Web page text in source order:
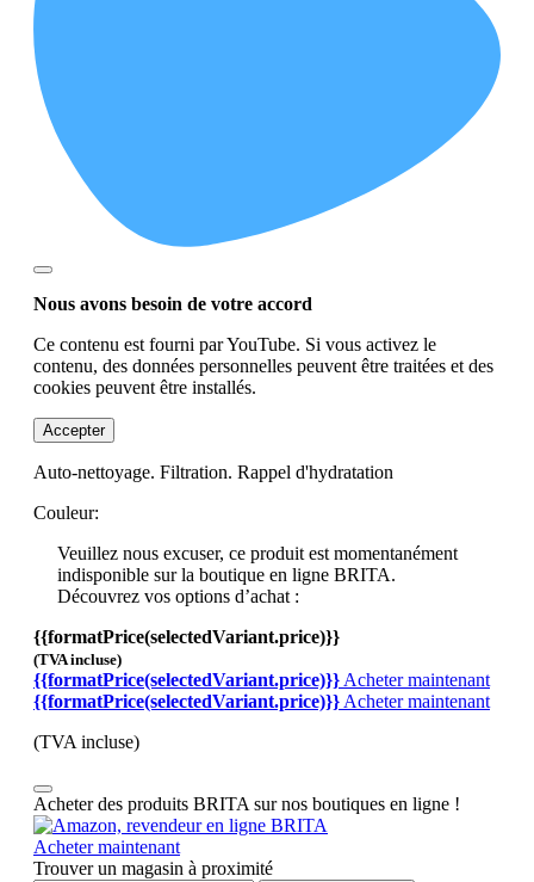
Nous avons besoin de votre accord
Ce contenu est fourni par YouTube. Si vous activez le
contenu, des données personnelles peuvent être traitées et des
cookies peuvent être installés.
Accepter
Auto-nettoyage. Filtration. Rappel d'hydratation
Couleur:
Veuillez nous excuser, ce produit est momentanément
indisponible sur la boutique en ligne BRITA.
Découvrez vos options d’achat :
{{formatPrice(selectedVariant.price)}}
(TVA incluse)
{{formatPrice(selectedVariant.price)}} Acheter maintenant
{{formatPrice(selectedVariant.price)}} Acheter maintenant
(TVA incluse)
Acheter des produits BRITA sur nos boutiques en ligne !
Acheter maintenant
Trouver un magasin à proximité